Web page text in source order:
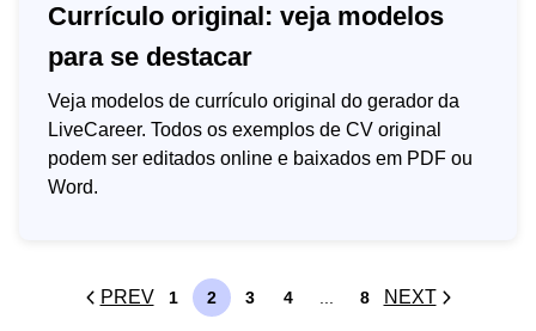
Currículo original: veja modelos
para se destacar
Veja modelos de currículo original do gerador da
LiveCareer. Todos os exemplos de CV original
podem ser editados online e baixados em PDF ou
Word.
PREV 1 2 3 4 8 NEXT